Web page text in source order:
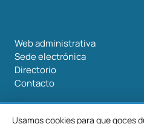
Web administrativa
Sede electrónica
Directorio
Contacto
Usamos cookies para que goces